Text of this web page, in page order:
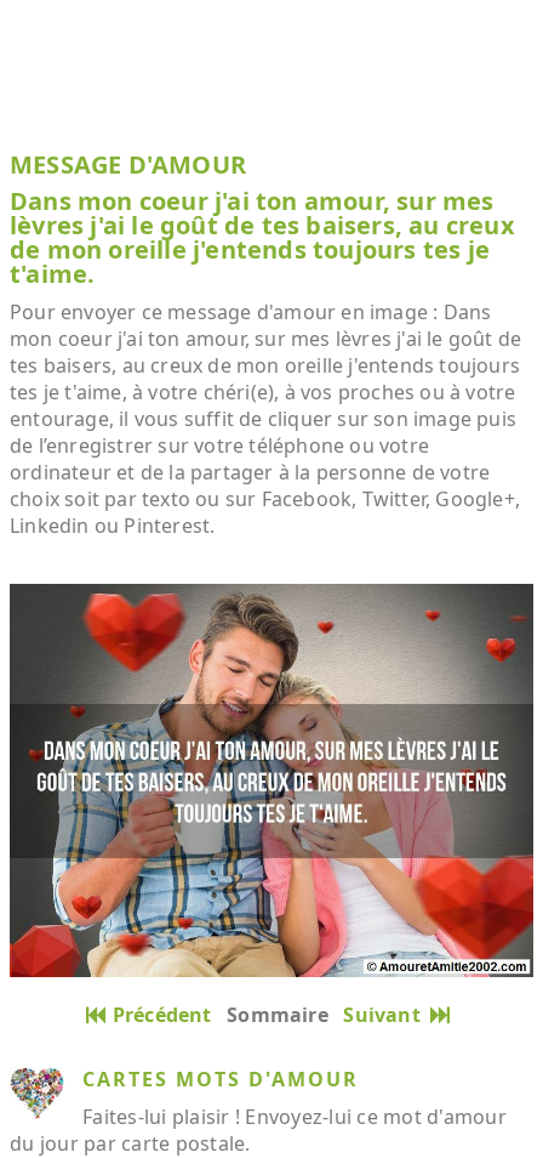
MESSAGE D'AMOUR
Dans mon coeur j'ai ton amour, sur mes
lèvres j'ai le goût de tes baisers, au creux
de mon oreille j'entends toujours tes je
t'aime.
Pour envoyer ce message d'amour en image : Dans
mon coeur j'ai ton amour, sur mes lèvres j'ai le goût de
tes baisers, au creux de mon oreille j'entends toujours
tes je t'aime, à votre chéri(e), à vos proches ou à votre
entourage, il vous suffit de cliquer sur son image puis
de l’enregistrer sur votre téléphone ou votre
ordinateur et de la partager à la personne de votre
choix soit par texto ou sur Facebook, Twitter, Google+,
Linkedin ou Pinterest.
Précédent Sommaire Suivant
CARTES MOTS D'AMOUR
Faites-lui plaisir ! Envoyez-lui ce mot d'amour
du jour par carte postale.